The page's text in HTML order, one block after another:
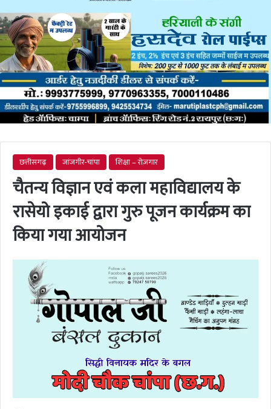
छत्तीसगढ़ जांजगीर-चांपा शिक्षा – रोज़गार
चैतन्य विज्ञान एवं कला महाविद्यालय के
रासेयो इकाई द्वारा गुरु पूजन कार्यक्रम का
किया गया आयोजन